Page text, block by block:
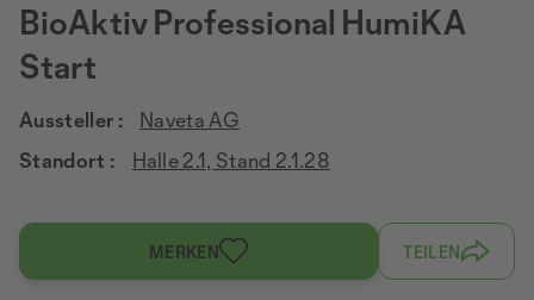
BioAktiv Professional HumiKA
Start
Aussteller :
Naveta AG
Standort :
Halle 2.1, Stand 2.1.28
MERKEN TEILEN